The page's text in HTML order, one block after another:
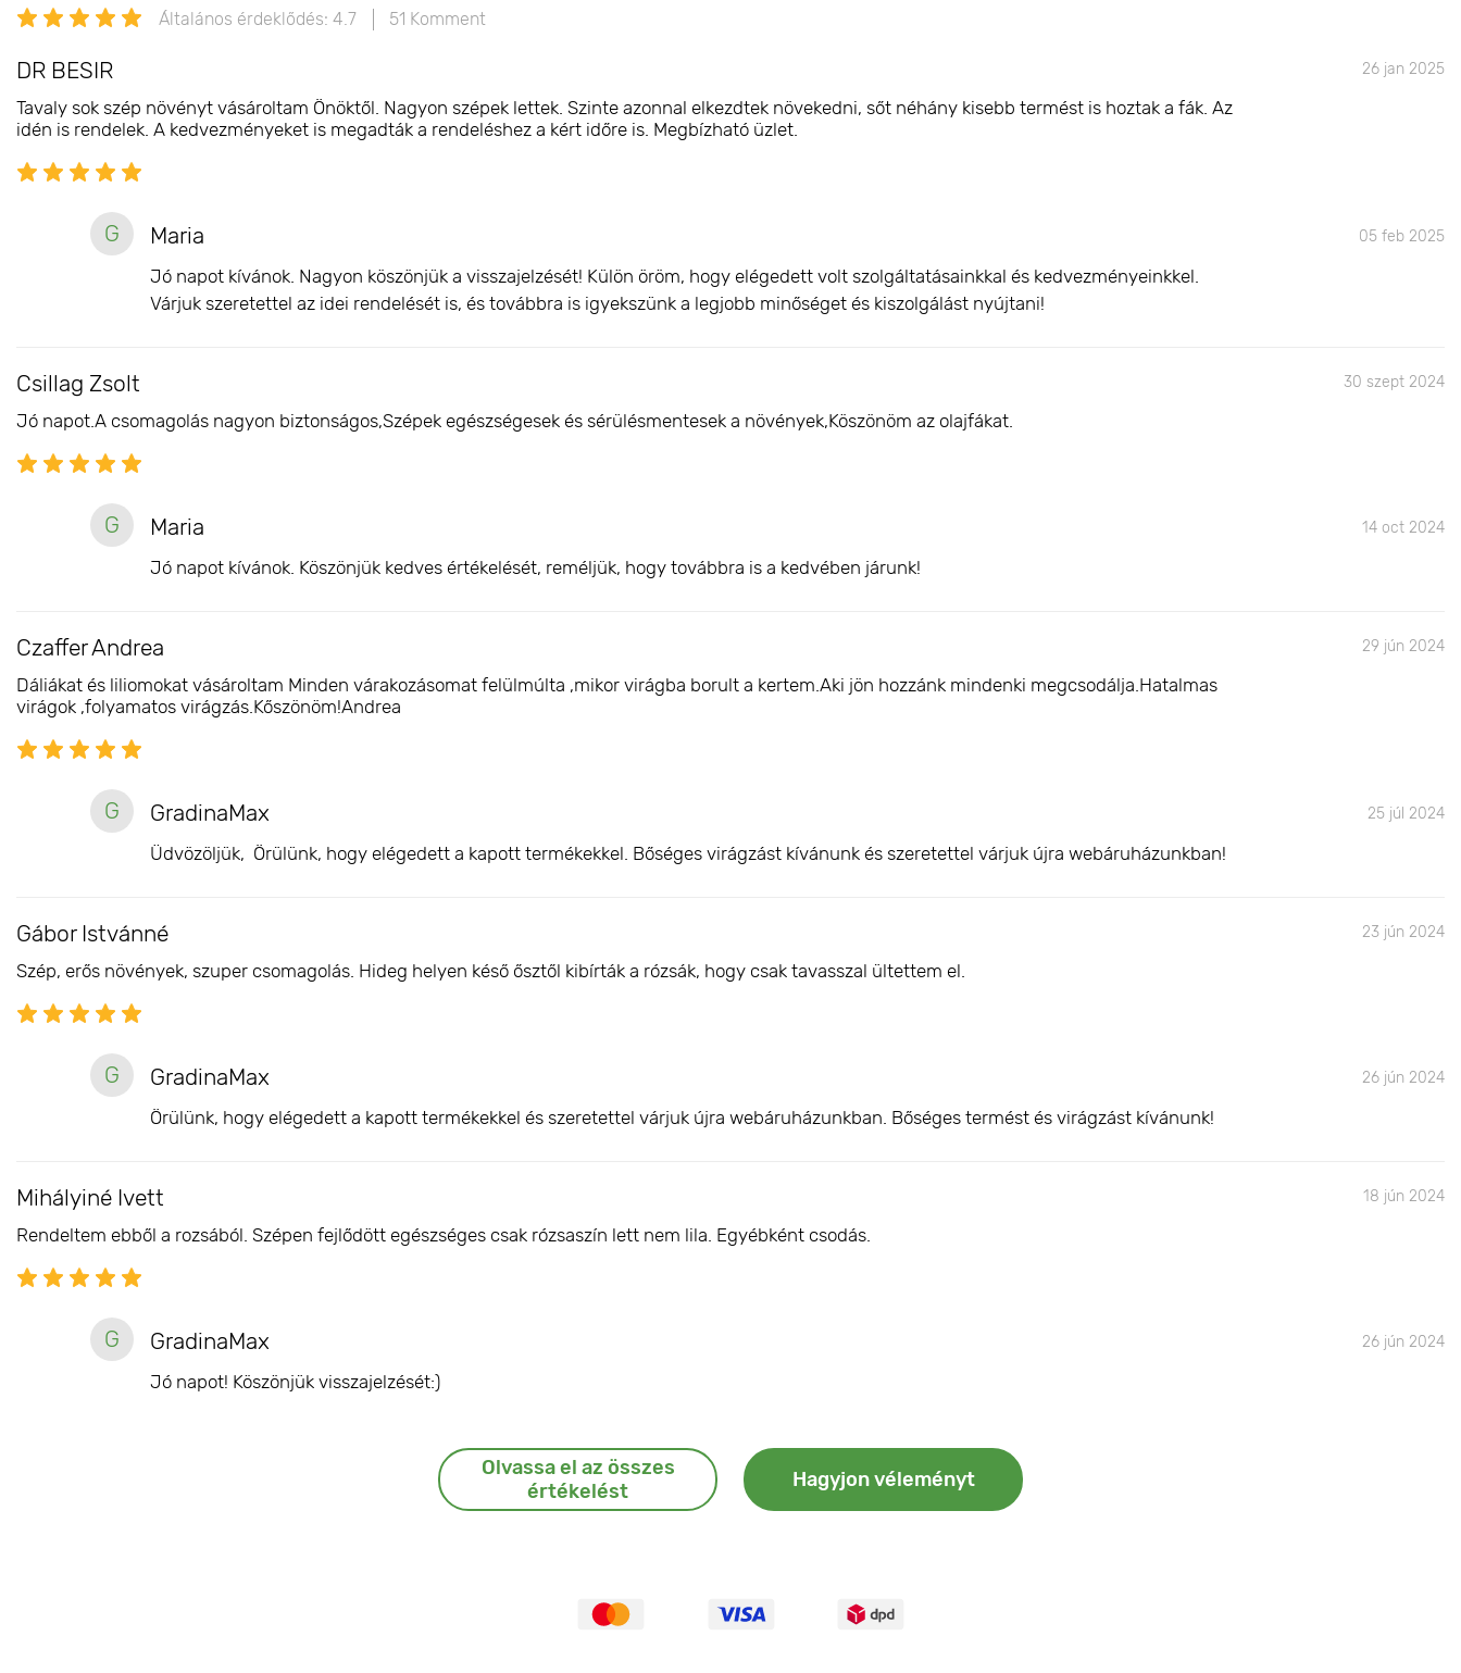
Általános érdeklődés: 4.7 51 Komment
DR BESIR 26 jan 2025
Tavaly sok szép növényt vásároltam Önöktől. Nagyon szépek lettek. Szinte azonnal elkezdtek növekedni, sőt néhány kisebb termést is hoztak a fák. Az
idén is rendelek. A kedvezményeket is megadták a rendeléshez a kért időre is. Megbízható üzlet.
G Maria 05 feb 2025
Jó napot kívánok. Nagyon köszönjük a visszajelzését! Külön öröm, hogy elégedett volt szolgáltatásainkkal és kedvezményeinkkel.
Várjuk szeretettel az idei rendelését is, és továbbra is igyekszünk a legjobb minőséget és kiszolgálást nyújtani!
Csillag Zsolt 30 szept 2024
Jó napot.A csomagolás nagyon biztonságos,Szépek egészségesek és sérülésmentesek a növények,Köszönöm az olajfákat.
G Maria 14 oct 2024
Jó napot kívánok. Köszönjük kedves értékelését, reméljük, hogy továbbra is a kedvében járunk!
Czaffer Andrea 29 jún 2024
Dáliákat és liliomokat vásároltam Minden várakozásomat felülmúlta ,mikor virágba borult a kertem.Aki jön hozzánk mindenki megcsodálja.Hatalmas
virágok ,folyamatos virágzás.Kőszönöm!Andrea
G GradinaMax 25 júl 2024
Üdvözöljük, Örülünk, hogy elégedett a kapott termékekkel. Bőséges virágzást kívánunk és szeretettel várjuk újra webáruházunkban!
Gábor Istvánné 23 jún 2024
Szép, erős növények, szuper csomagolás. Hideg helyen késő ősztől kibírták a rózsák, hogy csak tavasszal ültettem el.
G GradinaMax 26 jún 2024
Örülünk, hogy elégedett a kapott termékekkel és szeretettel várjuk újra webáruházunkban. Bőséges termést és virágzást kívánunk!
Mihályiné Ivett 18 jún 2024
Rendeltem ebből a rozsából. Szépen fejlődött egészséges csak rózsaszín lett nem lila. Egyébként csodás.
G GradinaMax 26 jún 2024
Jó napot! Köszönjük visszajelzését:)
Olvassa el az összes
értékelést
Hagyjon véleményt